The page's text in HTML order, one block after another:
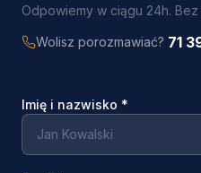
Odpowiemy w ciągu 24h.
Wolisz porozmawiać? 71
Imię i nazwisko *